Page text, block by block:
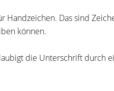
Handzeichen. Das sind
können.
die Unterschrift durch